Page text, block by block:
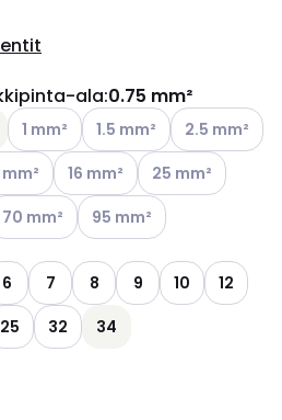
ala:0.75 mm²
vaihtoehdot
Katso käytettävissä olevat
1 mm² Katso käytettävissä
1.5 mm² Katso
2.5 mm²
vaihtoehdot
olevat vaihtoehdot
käytettävissä olevat vaihtoehdot
mm² Katso käytettävissä olevat
16 mm² Katso
25 mm²
vaihtoehdot
olevat vaihtoehdot
käytettävissä olevat
70 mm² Katso käytettävissä
95 mm²
vaihtoehdot
6 7 8 9 10
12
25 32 34
vaihtoehdot